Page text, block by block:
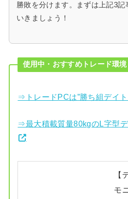
勝敗を分けます。まずは上記3
いきましょう！
使用中・おすすめトレード環境
⇒トレードPCは”勝ち組デイ
⇒最大積載質量80kgのL字型デ
【
モ